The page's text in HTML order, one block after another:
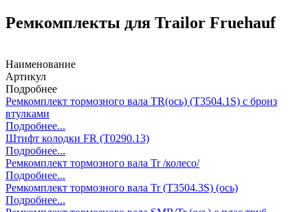
Ремкомплекты для Trailor Fruehauf
Наименование
Артикул
Подробнее
Ремкомплект тормозного вала TR(ось) (T3504.1S) с бронз
втулками
Подробнее...
Штифт колодки FR (T0290.13)
Подробнее...
Ремкомплект тормозного вала Tr /колесо/
Подробнее...
Ремкомплект тормозного вала Tr (T3504.3S) (ось)
Подробнее...